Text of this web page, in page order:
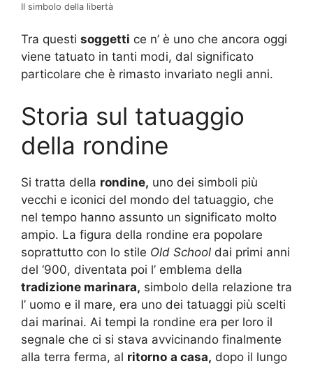
Il simbolo della libertà
Tra questi soggetti ce n’ è uno che ancora oggi
viene tatuato in tanti modi, dal significato
particolare che è rimasto invariato negli anni.
Storia sul tatuaggio
della rondine
Si tratta della rondine, uno dei simboli più
vecchi e iconici del mondo del tatuaggio, che
nel tempo hanno assunto un significato molto
ampio. La figura della rondine era popolare
soprattutto con lo stile Old School dai primi anni
del ‘900, diventata poi l’ emblema della
tradizione marinara, simbolo della relazione tra
l’ uomo e il mare, era uno dei tatuaggi più scelti
dai marinai. Ai tempi la rondine era per loro il
segnale che ci si stava avvicinando finalmente
alla terra ferma, al ritorno a casa, dopo il lungo